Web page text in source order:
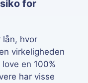
for
lån, hvor
virkeligheden
en 100%
har visse